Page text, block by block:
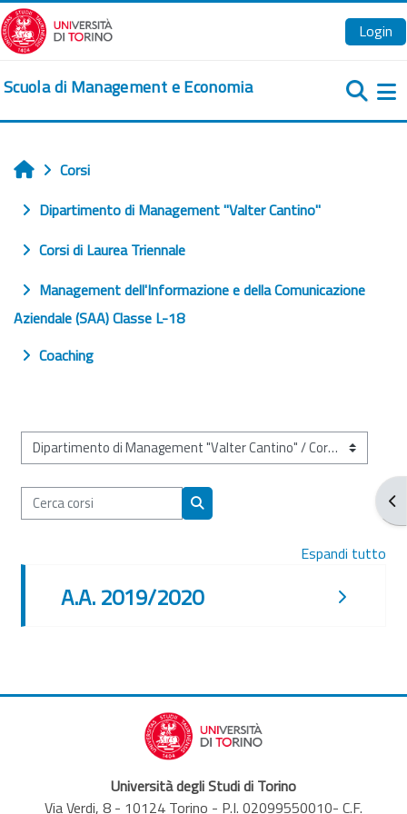
Vai al contenuto principale
Login
Scuola di Management e Economia
Home
Corsi
Dipartimento di Management "Valter Cantino"
Corsi di Laurea Triennale
Management dell'Informazione e della Comunicazione
Aziendale (SAA) Classe L-18
Coaching
Categorie di corso
Cerca corsi
Cerca corsi
Espandi tutto
A.A. 2019/2020
Università degli Studi di Torino
Via Verdi, 8 - 10124 Torino - P.I. 02099550010- C.F.